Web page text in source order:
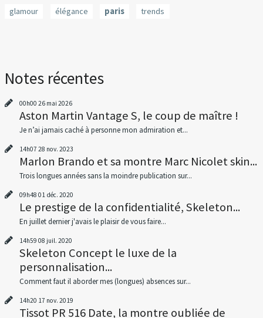
glamour
élégance paris trends
Notes récentes
00h00 26 mai 2026
Aston Martin Vantage S, le coup de maître !
Je n’ai jamais caché à personne mon admiration et...
14h07 28 nov. 2023
Marlon Brando et sa montre Marc Nicolet skin...
Trois longues années sans la moindre publication sur...
09h48 01 déc. 2020
Le prestige de la confidentialité, Skeleton...
En juillet dernier j'avais le plaisir de vous faire...
14h59 08 juil. 2020
Skeleton Concept le luxe de la
personnalisation...
Comment faut il aborder mes (longues) absences sur...
14h20 17 nov. 2019
Tissot PR 516 Date, la montre oubliée de